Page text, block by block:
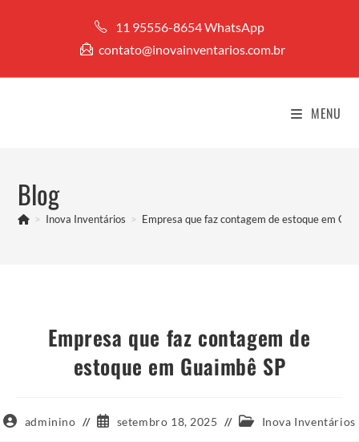
11 95556-8654 WhatsApp
contato@inovainventarios.com.br
MENU
Blog
> Inova Inventários > Empresa que faz contagem de estoque em
Empresa que faz contagem de
estoque em Guaimbê SP
Autoradminino
Postsetembro 18, 2025
Categoria
Inova Inventários